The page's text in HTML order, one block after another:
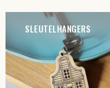
SLEUTELHANGERS